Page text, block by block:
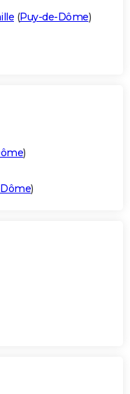
(Puy-de-Dôme)
)
)